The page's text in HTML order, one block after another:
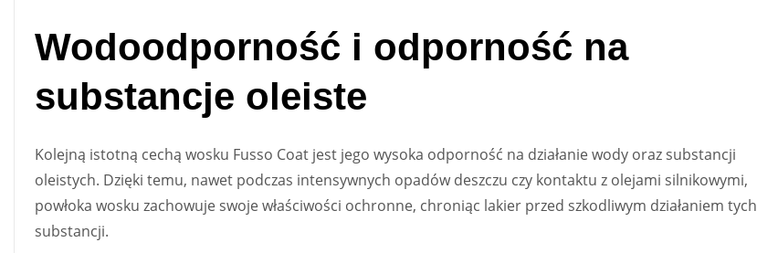
Wodoodporność i odporność na
substancje oleiste
Kolejną istotną cechą wosku Fusso Coat jest jego wysoka odporność na działanie wody oraz substancji
oleistych. Dzięki temu, nawet podczas intensywnych opadów deszczu czy kontaktu z olejami silnikowymi,
powłoka wosku zachowuje swoje właściwości ochronne, chroniąc lakier przed szkodliwym działaniem tych
substancji.